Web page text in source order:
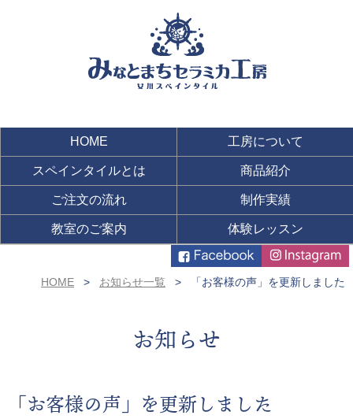
HOME 工房について
スペインタイルとは 商品紹介
ご注文の流れ 制作実績
教室のご案内 体験レッスン
HOME お知らせ一覧 「お客様の声」を更新しました
お知らせ
「お客様の声」を更新しました